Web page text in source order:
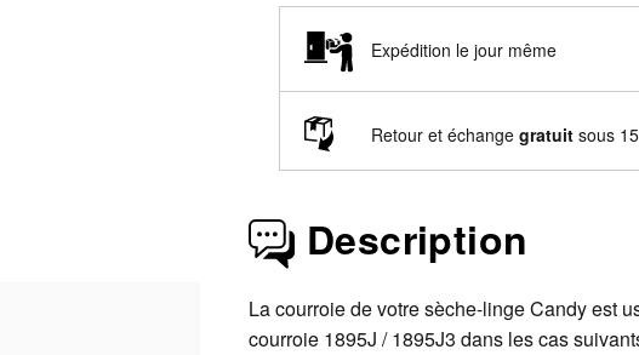
Expédition le jour même
Retour et échange gratuit sous
Description
La courroie de votre sèche-linge Candy est
courroie 1895J / 1895J3 dans les cas